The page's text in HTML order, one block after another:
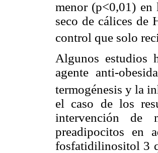
menor (p<0,01)
seco de cálices de
control que solo
Algunos estudios
agente anti-
termogénesis y la
el caso de los
intervención de
preadipocitos en
fosfatidilinositol 3